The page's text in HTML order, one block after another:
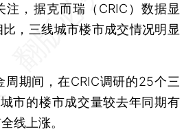
注，据克而瑞（CRIC）数据显
，三线城市楼市成交情况明显
期间，在CRIC调研的25个三
市的楼市成交量较去年同期有
线上涨。